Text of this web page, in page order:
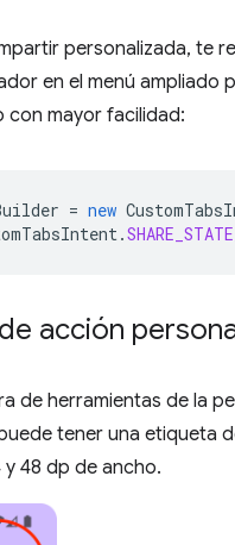
personalizada, te
en el menú ampliado
con mayor facilidad:
= new
.
acción
de herramientas de la
tener una etiqueta
48 dp de ancho.